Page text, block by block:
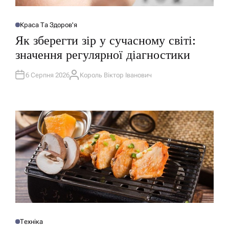
О
У
Л
І
У
В
Краса Та Здоров'я
Як зберегти зір у сучасному світі:
значення регулярної діагностики
6 Серпня 2026А
Король Віктор Іванович
ОТехніка